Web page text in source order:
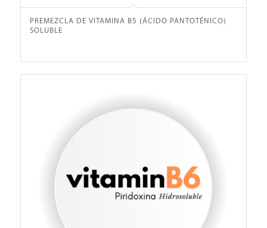
PREMEZCLA DE VITAMINA B5 (ÁCIDO PANTOTÉNICO)
SOLUBLE